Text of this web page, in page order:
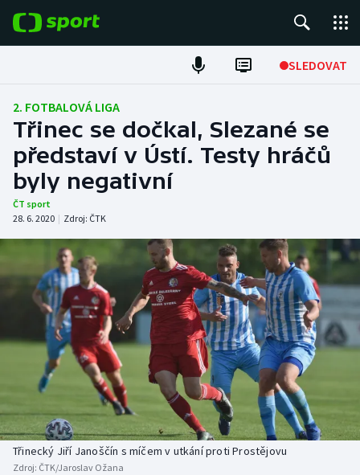
SLEDOVAT
Fotbal
Hokej
Tenis
Atletika
Cyklistika
DALŠÍ SPORTY
Americký fotbal
Baseball a softbal
Basketbal
Biatlon
NEPŘEHLÉDNĚTE
Soutěže
Historické návraty
Aplikace ČT sport
2. FOTBALOVÁ LIGA
Třinec se dočkal, Slezané se
představí v Ústí. Testy hráčů
byly negativní
ČT sport
28. 6. 2020 | Zdroj: ČTK
Třinecký Jiří Janoščín s míčem v utkání proti Prostějovu
Zdroj: ČTK/Jaroslav Ožana